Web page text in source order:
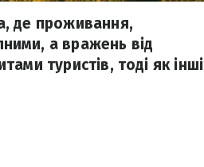
де проживання,
а вражень від
туристів, тоді як інші